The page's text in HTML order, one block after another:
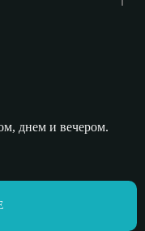
днем и вечером.